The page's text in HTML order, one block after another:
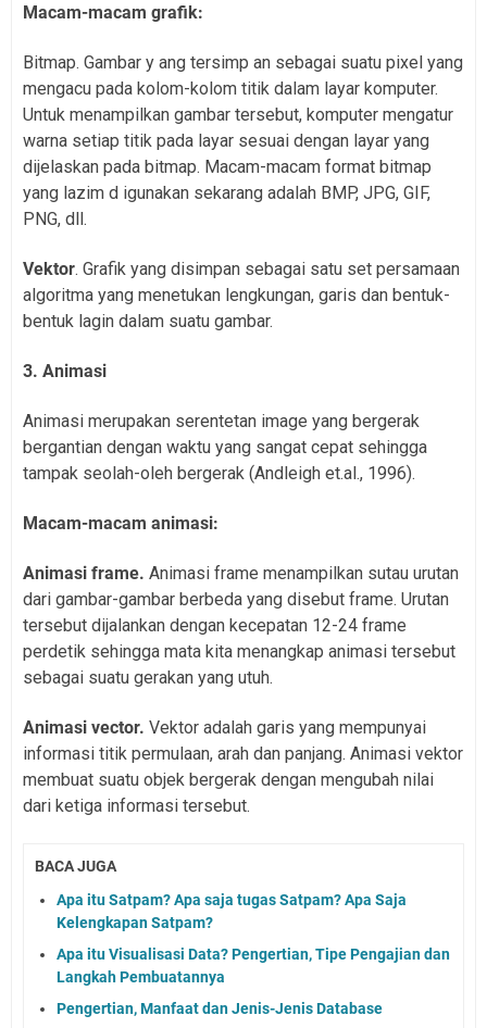
Macam-macam grafik:
Bitmap. Gambar y ang tersimp an sebagai suatu pixel yang
mengacu pada kolom-kolom titik dalam layar komputer.
Untuk menampilkan gambar tersebut, komputer mengatur
warna setiap titik pada layar sesuai dengan layar yang
dijelaskan pada bitmap. Macam-macam format bitmap
yang lazim d igunakan sekarang adalah BMP, JPG, GIF,
PNG, dll.
Vektor. Grafik yang disimpan sebagai satu set persamaan
algoritma yang menetukan lengkungan, garis dan bentuk-
bentuk lagin dalam suatu gambar.
3. Animasi
Animasi merupakan serentetan image yang bergerak
bergantian dengan waktu yang sangat cepat sehingga
tampak seolah-oleh bergerak (Andleigh et.al., 1996).
Macam-macam animasi:
Animasi frame. Animasi frame menampilkan sutau urutan
dari gambar-gambar berbeda yang disebut frame. Urutan
tersebut dijalankan dengan kecepatan 12-24 frame
perdetik sehingga mata kita menangkap animasi tersebut
sebagai suatu gerakan yang utuh.
Animasi vector. Vektor adalah garis yang mempunyai
informasi titik permulaan, arah dan panjang. Animasi vektor
membuat suatu objek bergerak dengan mengubah nilai
dari ketiga informasi tersebut.
BACA JUGA
Apa itu Satpam? Apa saja tugas Satpam? Apa Saja
Kelengkapan Satpam?
Apa itu Visualisasi Data? Pengertian, Tipe Pengajian dan
Langkah Pembuatannya
Pengertian, Manfaat dan Jenis-Jenis Database